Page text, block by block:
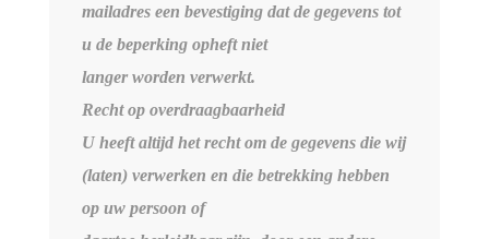
mailadres een bevestiging dat de gegevens tot
u de beperking opheft niet
langer worden verwerkt.
Recht op overdraagbaarheid
U heeft altijd het recht om de gegevens die wij
(laten) verwerken en die betrekking hebben
op uw persoon of